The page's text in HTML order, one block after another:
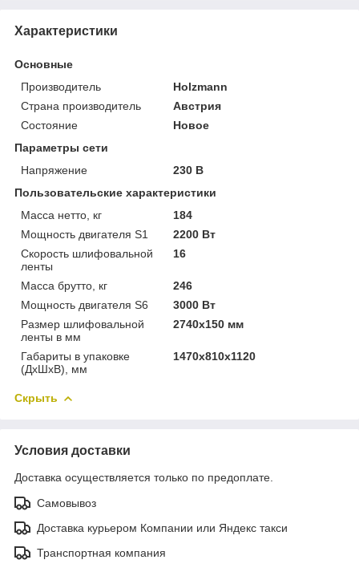
Характеристики
Основные
Производитель
Holzmann
Страна производитель
Австрия
Состояние
Новое
Параметры сети
Напряжение
230 В
Пользовательские характеристики
Масса нетто, кг
184
Мощность двигателя S1
2200 Вт
Скорость шлифовальной
ленты
16
Масса брутто, кг
246
Мощность двигателя S6
3000 Вт
Размер шлифовальной
ленты в мм
2740x150 мм
Габариты в упаковке
(ДхШхВ), мм
1470х810х1120
Скрыть
Условия доставки
Доставка осуществляется только по предоплате.
Самовывоз
Доставка курьером Компании или Яндекс такси
Транспортная компания